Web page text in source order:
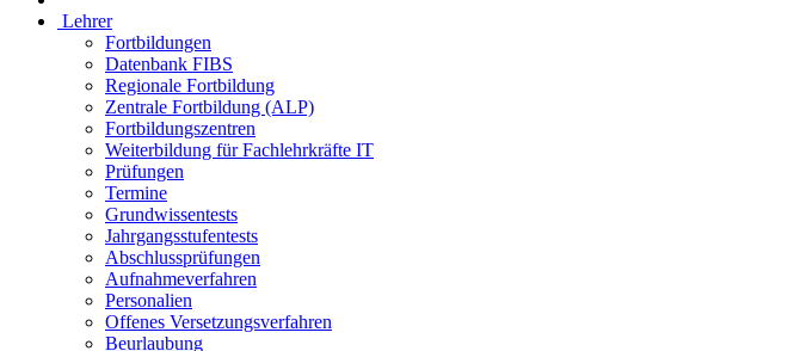
Lehrer
Fortbildungen
Datenbank FIBS
Regionale Fortbildung
Zentrale Fortbildung (ALP)
Fortbildungszentren
Weiterbildung für Fachlehrkräfte IT
Prüfungen
Termine
Grundwissentests
Jahrgangsstufentests
Abschlussprüfungen
Aufnahmeverfahren
Personalien
Offenes Versetzungsverfahren
Beurlaubung